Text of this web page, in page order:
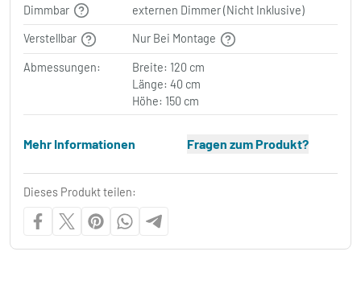
Dimmbar
externen Dimmer (Nicht Inklusive)
Verstellbar Nur Bei Montage
Abmessungen:
Breite: 120 cm
Länge: 40 cm
Höhe: 150 cm
Mehr Informationen Fragen zum Produkt?
Dieses Produkt teilen: